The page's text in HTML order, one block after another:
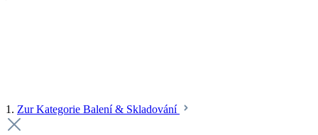
1. Zur Kategorie Balení & Skladování